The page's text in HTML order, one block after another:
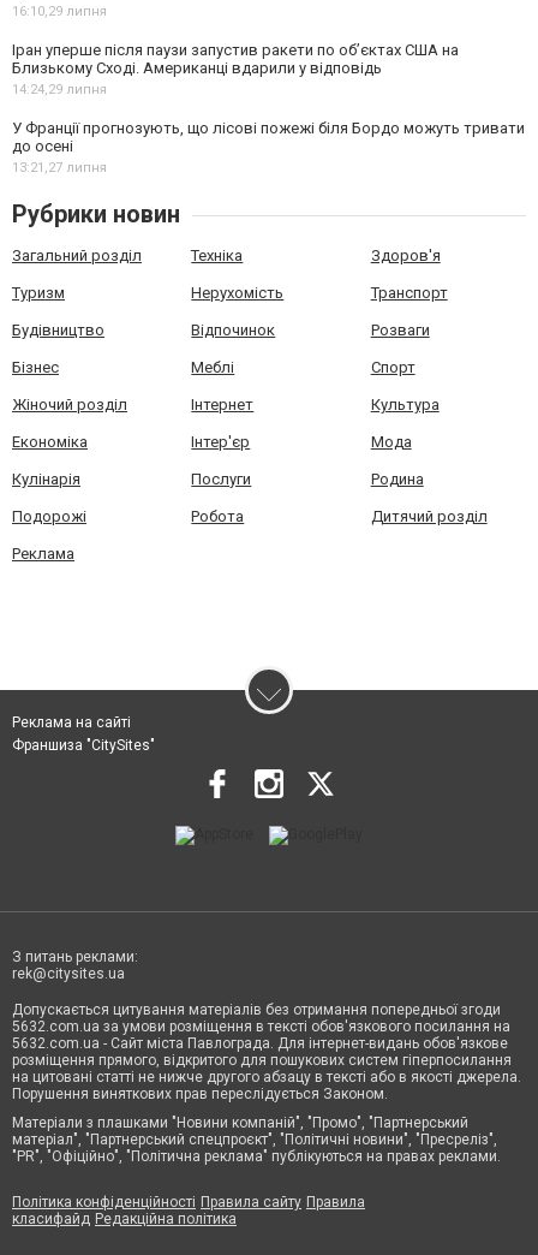
16:10,29 липня
Іран уперше після паузи запустив ракети по обʼєктах США на
Близькому Сході. Американці вдарили у відповідь
14:24,29 липня
У Франції прогнозують, що лісові пожежі біля Бордо можуть тривати
до осені
13:21,27 липня
Рубрики новин
Загальний розділ Техніка Здоров'я
Туризм Нерухомість Транспорт
Будівництво Відпочинок Розваги
Бізнес Меблі Спорт
Жіночий розділ Інтернет Культура
Економіка Інтер'єр Мода
Кулінарія Послуги Родина
Подорожі Робота Дитячий розділ
Реклама
Реклама на сайті
Франшиза "CitySites"
З питань реклами:
rek@citysites.ua
Допускається цитування матеріалів без отримання попередньої згоди
5632.com.ua за умови розміщення в тексті обов'язкового посилання на
5632.com.ua - Сайт міста Павлограда. Для інтернет-видань обов'язкове
розміщення прямого, відкритого для пошукових систем гіперпосилання
на цитовані статті не нижче другого абзацу в тексті або в якості джерела.
Порушення виняткових прав переслідується Законом.
Матеріали з плашками "Новини компаній", "Промо", "Партнерський
матеріал", "Партнерський спецпроєкт", "Політичні новини", "Пресреліз",
"PR", "Офіційно", "Політична реклама" публікуються на правах реклами.
Політика конфіденційності Правила сайту Правила
класифайд Редакційна політика